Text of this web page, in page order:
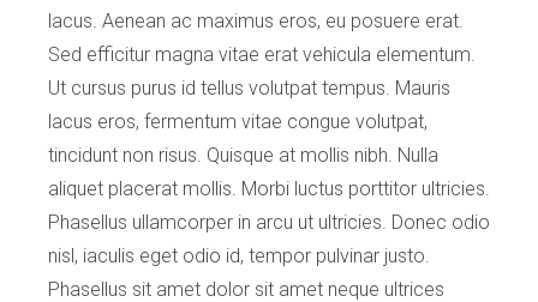
lacus. Aenean ac maximus eros, eu posuere erat.
Sed efficitur magna vitae erat vehicula elementum.
Ut cursus purus id tellus volutpat tempus. Mauris
lacus eros, fermentum vitae congue volutpat,
tincidunt non risus. Quisque at mollis nibh. Nulla
aliquet placerat mollis. Morbi luctus porttitor ultricies.
Phasellus ullamcorper in arcu ut ultricies. Donec odio
nisl, iaculis eget odio id, tempor pulvinar justo.
Phasellus sit amet dolor sit amet neque ultrices